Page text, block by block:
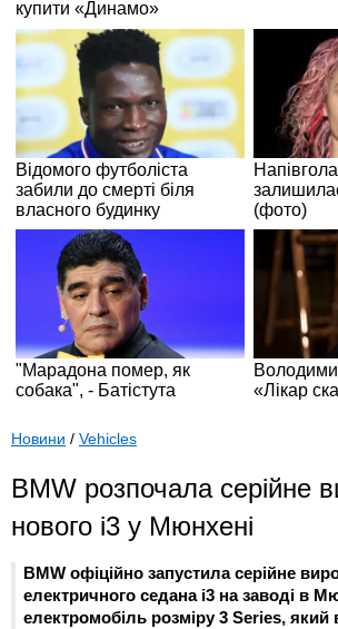
Новини / Vehicles
BMW розпочала серійне
нового i3 у Мюнхені
BMW офіційно запустила серійне
електричного седана i3 на заводі в
електромобіль розміру 3 Series, який